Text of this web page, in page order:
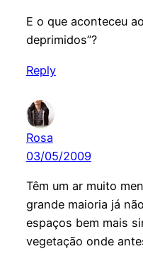
E o que aconteceu
deprimidos”?
Reply
Rosa
03/05/2009
Têm um ar muito
grande maioria já
espaços bem mais
vegetação onde